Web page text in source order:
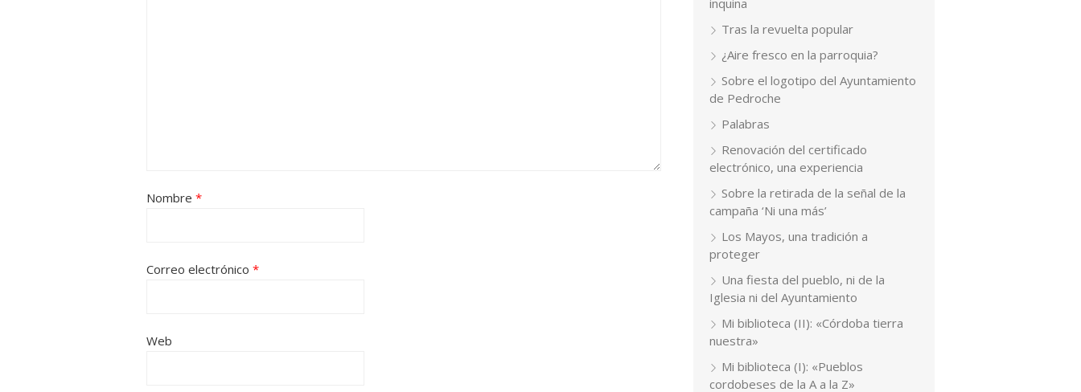
Nombre *
Correo electrónico *
Web
Tras la revuelta popular
¿Aire fresco en la parroquia?
Sobre el logotipo del Ayuntamiento
de Pedroche
Palabras
Renovación del certificado
electrónico, una experiencia
Sobre la retirada de la señal de la
campaña ‘Ni una más’
Los Mayos, una tradición a
proteger
Una fiesta del pueblo, ni de la
Iglesia ni del Ayuntamiento
Mi biblioteca (II): «Córdoba tierra
nuestra»
Mi biblioteca (I): «Pueblos
cordobeses de la A a la Z»